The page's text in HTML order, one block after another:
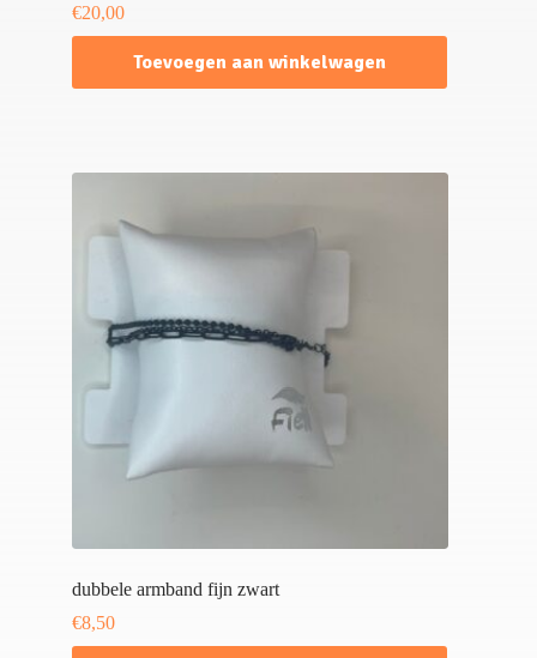
€20,00
Toevoegen aan winkelwagen
dubbele armband fijn zwart
€8,50